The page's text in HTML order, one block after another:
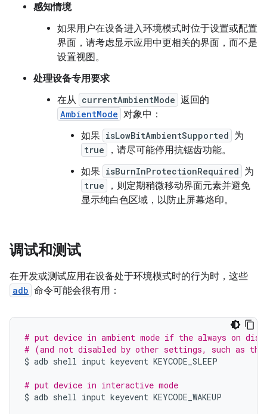
感知情境
如果用户在设备进入环境模式时位于设置或配置
界面，请考虑显示应用中更相关的界面，而不是
设置视图。
处理设备专用要求
在从 currentAmbientMode 返回的
AmbientMode 对象中：
如果 isLowBitAmbientSupported 为
true
，请尽可能停用抗锯齿功能。
如果 isBurnInProtectionRequired 为
true
，则定期稍微移动界面元素并避免
显示纯白色区域，以防止屏幕烙印。
调试和测试
在开发或测试应用在设备处于环境模式时的行为时，这些
adb 命令可能会很有用：
# put device in ambient mode if the always on
# (and not disabled by other settings, such as
$ adb shell input keyevent KEYCODE_SLEEP
# put device in interactive mode
$ adb shell input keyevent